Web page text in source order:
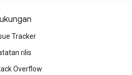
Tracker
rilis
Overflow